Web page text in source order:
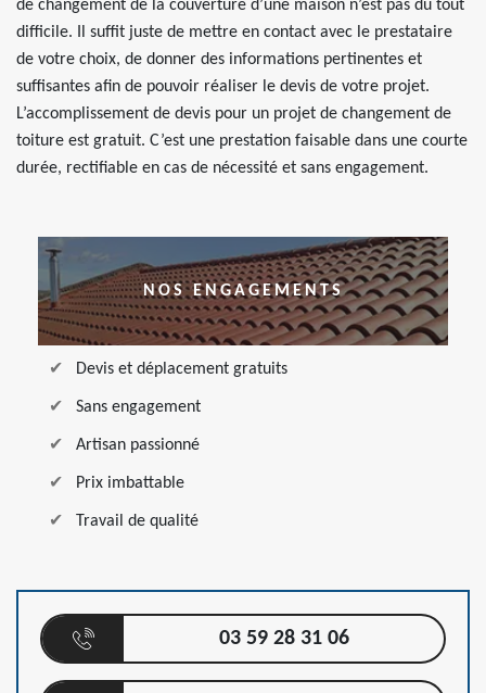
de changement de la couverture d’une maison n’est pas du tout
difficile. Il suffit juste de mettre en contact avec le prestataire
de votre choix, de donner des informations pertinentes et
suffisantes afin de pouvoir réaliser le devis de votre projet.
L’accomplissement de devis pour un projet de changement de
toiture est gratuit. C’est une prestation faisable dans une courte
durée, rectifiable en cas de nécessité et sans engagement.
NOS ENGAGEMENTS
Devis et déplacement gratuits
Sans engagement
Artisan passionné
Prix imbattable
Travail de qualité
03 59 28 31 06